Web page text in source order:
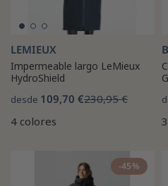
LEMIEUX
Impermeable largo LeMieux
HydroShield
desde 109,70 €230,95 €
4 colores
-45%